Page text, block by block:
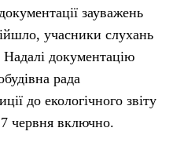
зауважень
учасники слухань
документацію
рада
до екологічного звіту
червня включно.